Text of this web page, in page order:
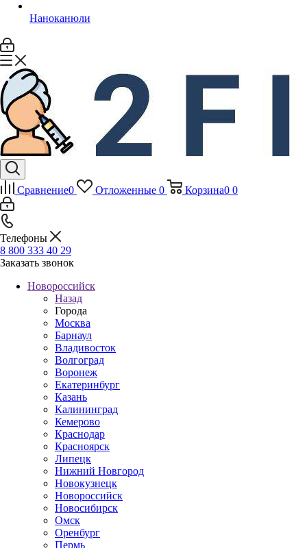
Наноканюли
Сравнение0 Отложенные 0 Корзина0 0
Телефоны
8 800 333 40 29
Заказать звонок
Новороссийск
Назад
Города
Москва
Барнаул
Владивосток
Волгоград
Воронеж
Екатеринбург
Казань
Калининград
Кемерово
Краснодар
Красноярск
Липецк
Нижний Новгород
Новокузнецк
Новороссийск
Новосибирск
Омск
Оренбург
Пермь